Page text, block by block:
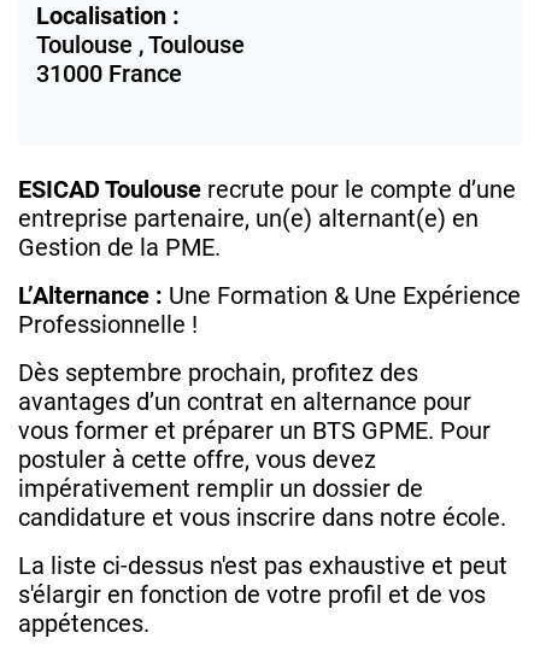
Localisation :
Toulouse ,Toulouse
31000 France
ESICAD Toulouse recrute pour le compte d’une
entreprise partenaire, un(e) alternant(e) en
Gestion de la PME.
L’Alternance : Une Formation & Une Expérience
Professionnelle !
Dès septembre prochain, profitez des
avantages d’un contrat en alternance pour
vous former et préparer un BTS GPME. Pour
postuler à cette offre, vous devez
impérativement remplir un dossier de
candidature et vous inscrire dans notre école.
La liste ci-dessus n'est pas exhaustive et peut
s'élargir en fonction de votre profil et de vos
appétences.